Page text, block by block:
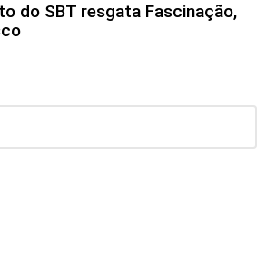
do SBT resgata Fascinação,